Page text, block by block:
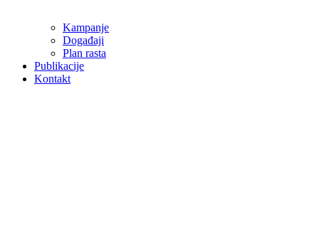
Kampanje
Događaji
Plan rasta
Publikacije
Kontakt